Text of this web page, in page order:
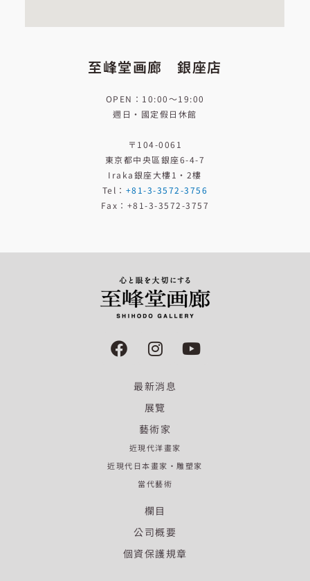
至峰堂画廊 銀座店
OPEN：10:00〜19:00
週日·國定假日休館
〒104-0061
東京都中央區銀座6-4-7
Iraka銀座大樓1・2樓
Tel ： +81-3-3572-3756
Fax ： +81-3-3572-3757
F
a
I
n
t
a
g
r
a
m
Y
o
最新消息
展覽
藝術家
近現代洋畫家
近現代日本畫家·雕塑家
當代藝術
欄目
公司概要
個資保護規章